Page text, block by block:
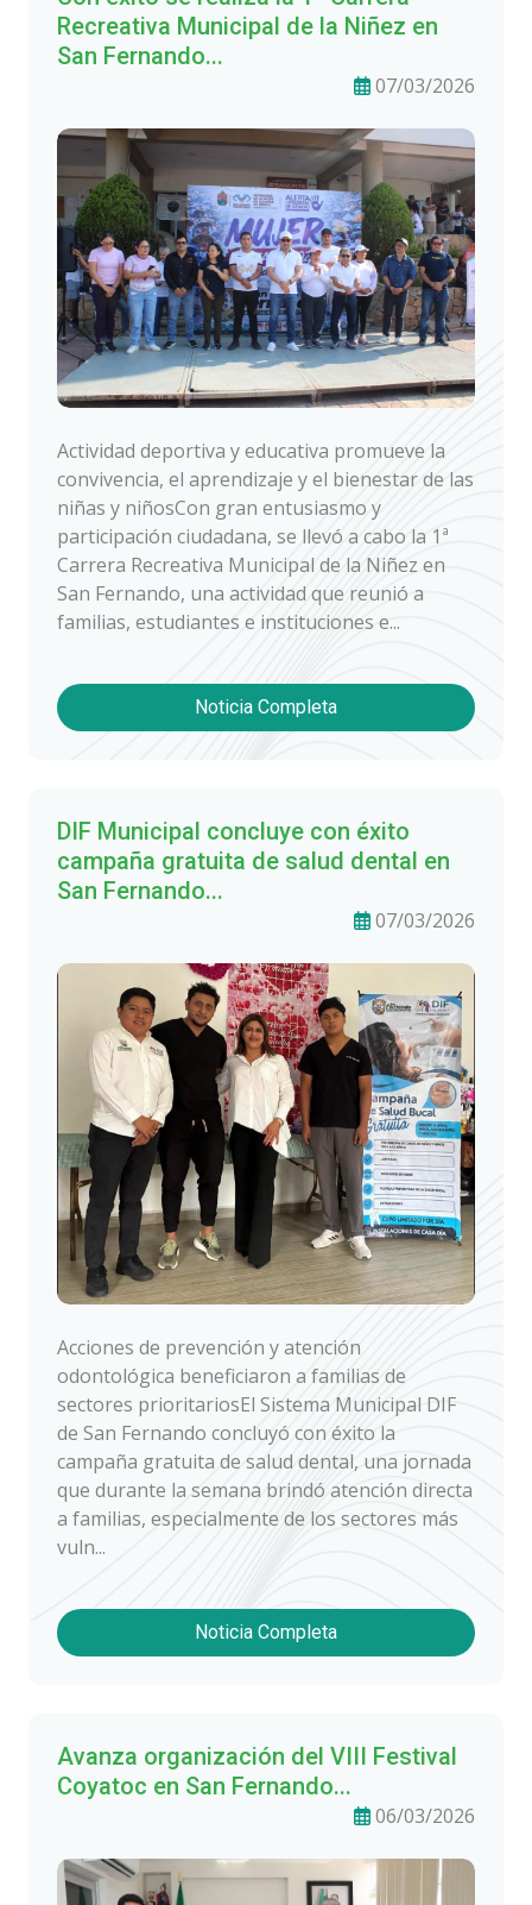
Recreativa Municipal de la Niñez en
San Fernando...
07/03/2026
Actividad deportiva y educativa promueve la
convivencia, el aprendizaje y el bienestar de las
niñas y niñosCon gran entusiasmo y
participación ciudadana, se llevó a cabo la 1ª
Carrera Recreativa Municipal de la Niñez en
San Fernando, una actividad que reunió a
familias, estudiantes e instituciones e...
Noticia Completa
DIF Municipal concluye con éxito
campaña gratuita de salud dental en
San Fernando...
07/03/2026
Acciones de prevención y atención
odontológica beneficiaron a familias de
sectores prioritariosEl Sistema Municipal DIF
de San Fernando concluyó con éxito la
campaña gratuita de salud dental, una jornada
que durante la semana brindó atención directa
a familias, especialmente de los sectores más
vuln...
Noticia Completa
Avanza organización del VIII Festival
Coyatoc en San Fernando...
06/03/2026